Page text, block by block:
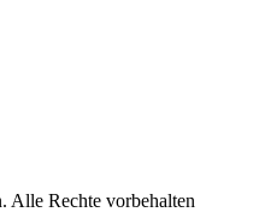
Rechte vorbehalten